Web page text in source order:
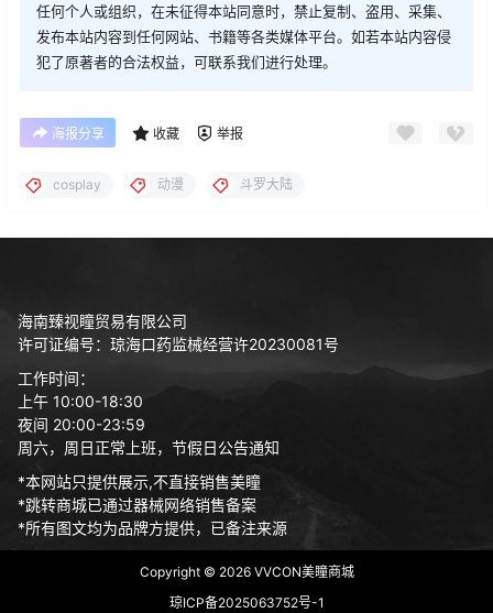
任何个人或组织，在未征得本站同意时，禁止复制、盗用、采集、
发布本站内容到任何网站、书籍等各类媒体平台。如若本站内容侵
犯了原著者的合法权益，可联系我们进行处理。
海报分享 收藏 举报
cosplay 动漫 斗罗大陆
海南臻视瞳贸易有限公司
许可证编号：琼海口药监械经营许20230081号
工作时间：
上午 10:00-18:30
夜间 20:00-23:59
周六，周日正常上班，节假日公告通知
*本网站只提供展示,不直接销售美瞳
*跳转商城已通过器械网络销售备案
*所有图文均为品牌方提供，已备注来源
Copyright © 2026VVCON美瞳商城
琼ICP备2025063752号-1